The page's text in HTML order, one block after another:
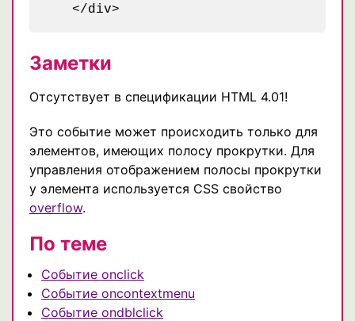
   </div>
Заметки
Отсутствует в спецификации HTML 4.01!
Это событие может происходить только для
элементов, имеющих полосу прокрутки. Для
управления отображением полосы прокрутки
у элемента используется CSS свойство
overflow.
По теме
Событие onclick
Событие oncontextmenu
Событие ondblclick